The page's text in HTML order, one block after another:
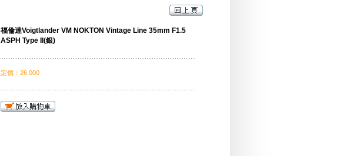
福倫達Voigtlander VM NOKTON Vintage Line 35mm F1.5
ASPH Type II(銀)
定價 ： 26,000